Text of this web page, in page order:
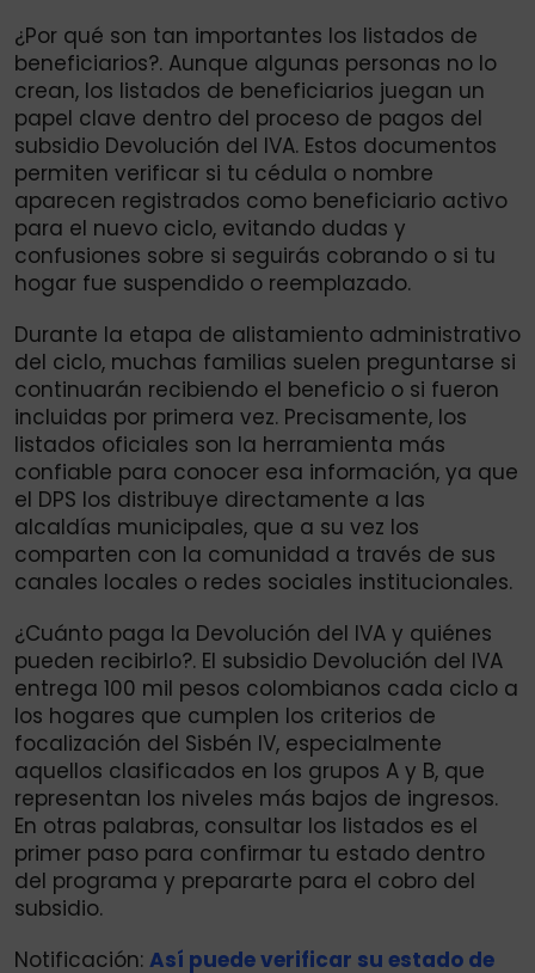
¿Por qué son tan importantes los listados de
beneficiarios?. Aunque algunas personas no lo
crean, los listados de beneficiarios juegan un
papel clave dentro del proceso de pagos del
subsidio Devolución del IVA. Estos documentos
permiten verificar si tu cédula o nombre
aparecen registrados como beneficiario activo
para el nuevo ciclo, evitando dudas y
confusiones sobre si seguirás cobrando o si tu
hogar fue suspendido o reemplazado.
Durante la etapa de alistamiento administrativo
del ciclo, muchas familias suelen preguntarse si
continuarán recibiendo el beneficio o si fueron
incluidas por primera vez. Precisamente, los
listados oficiales son la herramienta más
confiable para conocer esa información, ya que
el DPS los distribuye directamente a las
alcaldías municipales, que a su vez los
comparten con la comunidad a través de sus
canales locales o redes sociales institucionales.
¿Cuánto paga la Devolución del IVA y quiénes
pueden recibirlo?. El subsidio Devolución del IVA
entrega 100 mil pesos colombianos cada ciclo a
los hogares que cumplen los criterios de
focalización del Sisbén IV, especialmente
aquellos clasificados en los grupos A y B, que
representan los niveles más bajos de ingresos.
En otras palabras, consultar los listados es el
primer paso para confirmar tu estado dentro
del programa y prepararte para el cobro del
subsidio.
Notificación: Así puede verificar su estado de